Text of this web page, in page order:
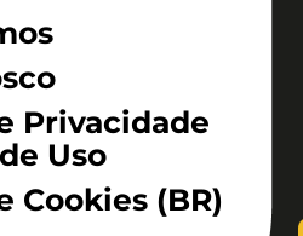
Privacidade
Uso
Cookies (BR)